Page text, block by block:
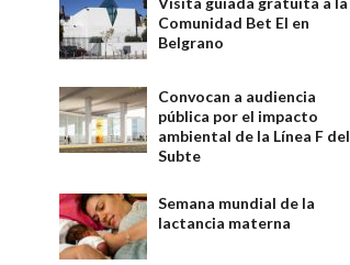
Comunidad Bet El en
Belgrano
Convocan a audiencia
pública por el impacto
ambiental de la Línea F del
Subte
Semana mundial de la
lactancia materna